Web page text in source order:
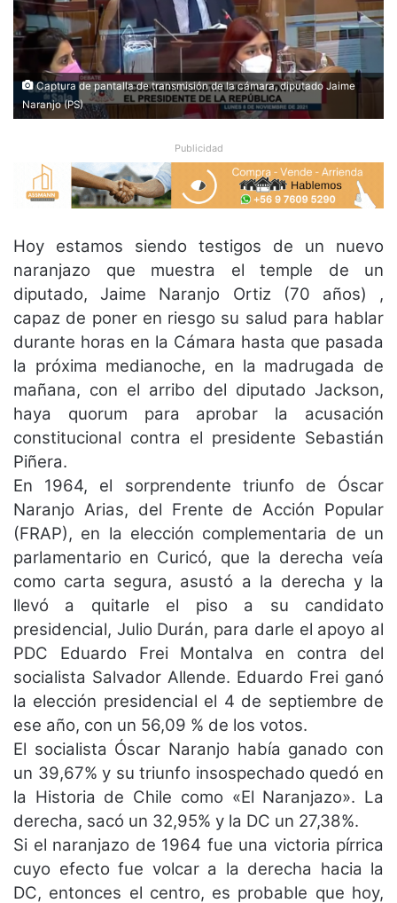
Captura de pantalla de transmisión de la cámara, diputado Jaime
Naranjo (PS)
Publicidad
Hoy estamos siendo testigos de un nuevo
naranjazo que muestra el temple de un
diputado, Jaime Naranjo Ortiz (70 años) ,
capaz de poner en riesgo su salud para hablar
durante horas en la Cámara hasta que pasada
la próxima medianoche, en la madrugada de
mañana, con el arribo del diputado Jackson,
haya quorum para aprobar la acusación
constitucional contra el presidente Sebastián
Piñera.
En 1964, el sorprendente triunfo de Óscar
Naranjo Arias, del Frente de Acción Popular
(FRAP), en la elección complementaria de un
parlamentario en Curicó, que la derecha veía
como carta segura, asustó a la derecha y la
llevó a quitarle el piso a su candidato
presidencial, Julio Durán, para darle el apoyo al
PDC Eduardo Frei Montalva en contra del
socialista Salvador Allende. Eduardo Frei ganó
la elección presidencial el 4 de septiembre de
ese año, con un 56,09 % de los votos.
El socialista Óscar Naranjo había ganado con
un 39,67% y su triunfo insospechado quedó en
la Historia de Chile como «El Naranjazo». La
derecha, sacó un 32,95% y la DC un 27,38%.
Si el naranjazo de 1964 fue una victoria pírrica
cuyo efecto fue volcar a la derecha hacia la
DC, entonces el centro, es probable que hoy,